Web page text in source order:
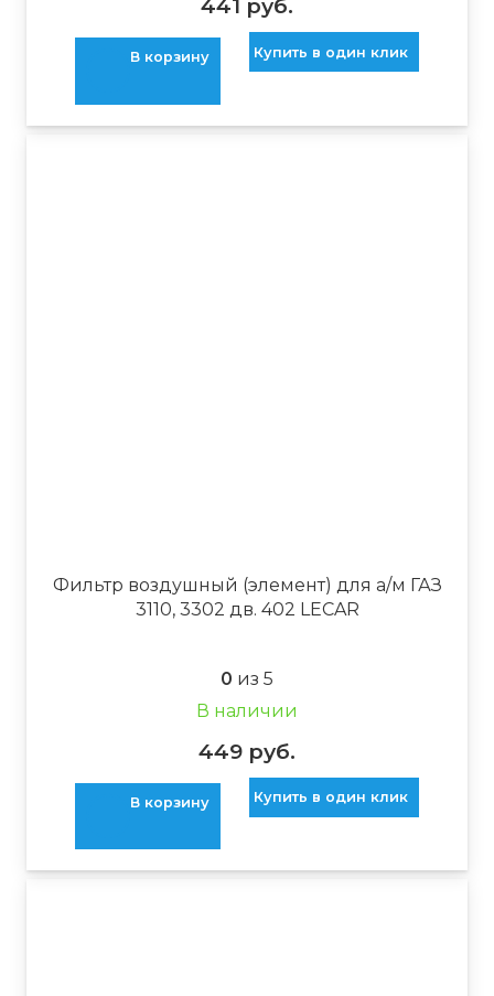
441 руб.
В корзину Купить в один клик
Фильтр воздушный (элемент) для а/м ГАЗ
3110, 3302 дв. 402 LECAR
0 из 5
В наличии
449 руб.
В корзину Купить в один клик